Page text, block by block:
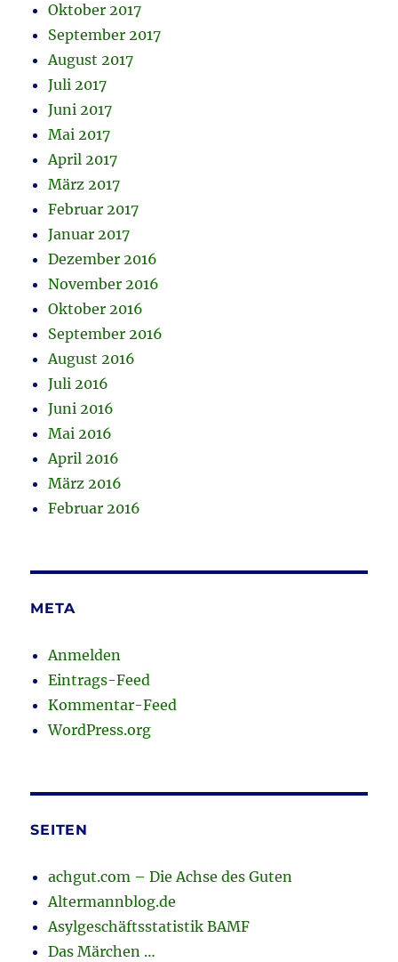
Oktober 2017
September 2017
August 2017
Juli 2017
Juni 2017
Mai 2017
April 2017
März 2017
Februar 2017
Januar 2017
Dezember 2016
November 2016
Oktober 2016
September 2016
August 2016
Juli 2016
Juni 2016
Mai 2016
April 2016
März 2016
Februar 2016
META
Anmelden
Eintrags-Feed
Kommentar-Feed
WordPress.org
SEITEN
achgut.com – Die Achse des Guten
Altermannblog.de
Asylgeschäftsstatistik BAMF
Das Märchen …